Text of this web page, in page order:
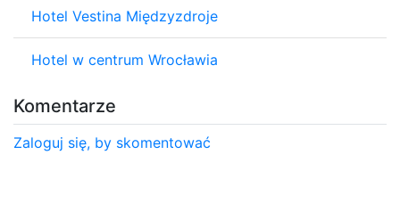
Hotel Vestina Międzyzdroje
Hotel w centrum Wrocławia
Komentarze
Zaloguj się, by skomentować